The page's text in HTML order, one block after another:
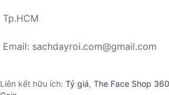
Tp.HCM
Email: sachdayroi.com@gmail.com
Liên kết hữu ích: Tỷ giá, The Face Shop 360